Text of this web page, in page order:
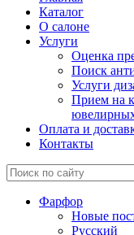
Каталог
О салоне
Услуги
Оценка
Поиск
Услуги
Прием на
Оплата и
Контакты
Фарфор
Новые
Русский